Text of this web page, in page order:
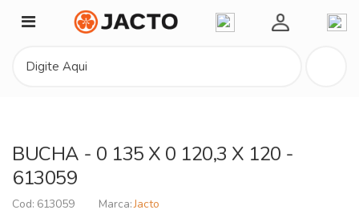
Minha Conta
BUCHA - 0 135 X 0 120,3 X 120 -
613059
613059 Jacto